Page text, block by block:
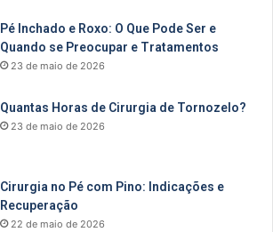
Pé Inchado e Roxo: O Que Pode Ser e
Quando se Preocupar e Tratamentos
23 de maio de 2026
Quantas Horas de Cirurgia de Tornozelo?
23 de maio de 2026
Cirurgia no Pé com Pino: Indicações e
Recuperação
22 de maio de 2026